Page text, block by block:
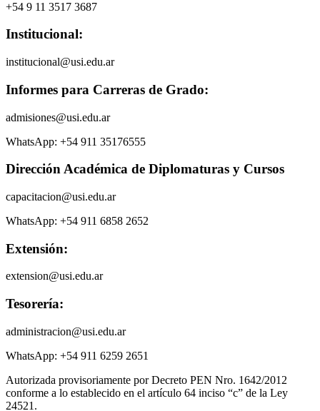
+54 9 11 3517 3687
Institucional:
institucional@usi.edu.ar
Informes para Carreras de Grado:
admisiones@usi.edu.ar
WhatsApp: +54 911 35176555
Dirección Académica de Diplomaturas y Cursos
capacitacion@usi.edu.ar
WhatsApp: +54 911 6858 2652
Extensión:
extension@usi.edu.ar
Tesorería:
administracion@usi.edu.ar
WhatsApp: +54 911 6259 2651
Autorizada provisoriamente por Decreto PEN Nro. 1642/2012
conforme a lo establecido en el artículo 64 inciso “c” de la Ley
24521.